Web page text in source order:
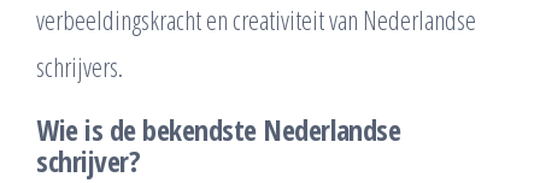
verbeeldingskracht en creativiteit van Nederlandse
schrijvers.
Wie is de bekendste Nederlandse
schrijver?